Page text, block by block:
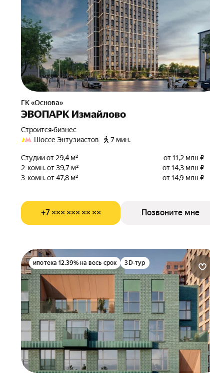
ГК «Основа»
ЭВОПАРК Измайлово
Строится•бизнес
Шоссе Энтузиастов
7 мин.
Студии от 29,4 м²
от 11,2 млн ₽
2-комн. от 39,7 м²
от 14,3 млн ₽
3-комн. от 47,8 м²
от 14,9 млн ₽
+7 ××× ××× ×× ×× Позвоните мне
ипотека 12.39% на весь срок 3D-тур